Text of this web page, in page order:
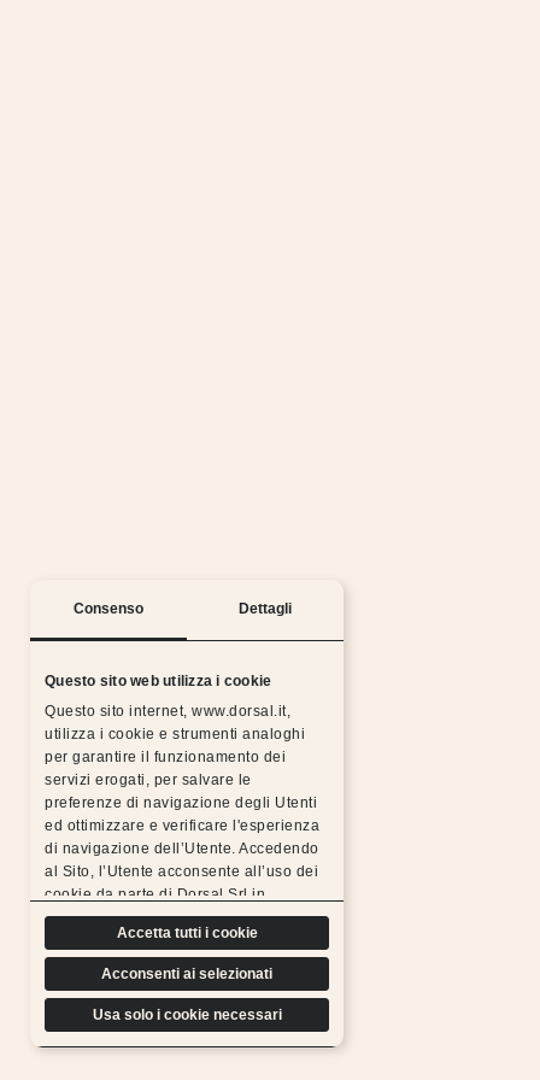
Consenso Dettagli
Questo sito web utilizza i cookie
Questo sito internet, www.dorsal.it,
utilizza i cookie e strumenti analoghi
per garantire il funzionamento dei
servizi erogati, per salvare le
preferenze di navigazione degli Utenti
ed ottimizzare e verificare l'esperienza
di navigazione dell’Utente. Accedendo
al Sito, l’Utente acconsente all’uso dei
cookie da parte di Dorsal Srl in
conformità a quanto previsto di seguito.
Accetta tutti i cookie
Acconsenti ai selezionati
Usa solo i cookie necessari
Notti serene con la garanzia Dorsal
Tutti i prodotti Dorsal sono realizzati con materiali
scelti, resistenti, duraturi e sottoposti a rigorosi
test di controllo, per questo possiamo
offrire l’estensione gratuita della garanzia.
Scopri di più